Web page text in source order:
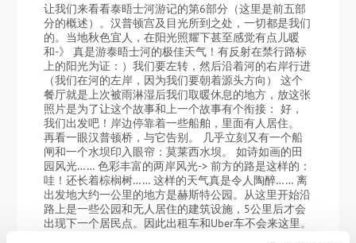
让我们来看看泰晤士河游记的第6部分（这里是前五部
分的概述）。汉普顿宫及目光所到之处，一切都是我们
的。当地秋色宜人，在阳光照耀下甚至感觉有点儿暖
和-》 真是游泰晤士河的极佳天气！有反射在禁行路标
上的阳光为证：）我们要左转，然后沿着河的右岸行进
（我们在河的左岸，因为我们要朝着源头方向） 这个
餐厅就是上次被雨淋湿后我们取暖休息的地方，放这张
照片是为了让这个故事和上一个故事有个衔接： 好，
我们出发吧！岸边停靠着一些船舶，里面有人居住。
再看一眼汉普顿桥，与它告别。 几乎立刻又有一个船
闸和一个水坝印入眼帘：莫莱西水坝。 如诗如画的田
园风光…… 色彩丰富的两岸风光-> 前方的路是这样的：
哇！还长着棕榈树…… 这样的天气真是令人陶醉…… 离
出发地大约一公里的地方是赫斯特公园。从这里开始沿
路上是一些公园和无人居住的建筑设施，5公里后才会
出现下一个居民点。因此出租车和Uber车不会来这里。